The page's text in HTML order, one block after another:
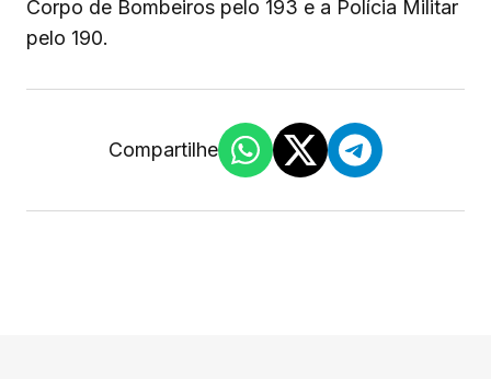
Corpo de Bombeiros pelo 193 e a Polícia Militar
pelo 190.
Compartilhe